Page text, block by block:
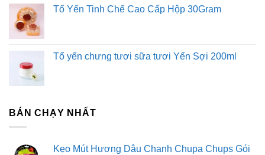
Tổ Yến Tinh Chế Cao Cấp Hộp 30Gram
Tổ yến chưng tươi sữa tươi Yến Sợi 200ml
BÁN CHẠY NHẤT
Kẹo Mút Hương Dâu Chanh Chupa Chups Gói